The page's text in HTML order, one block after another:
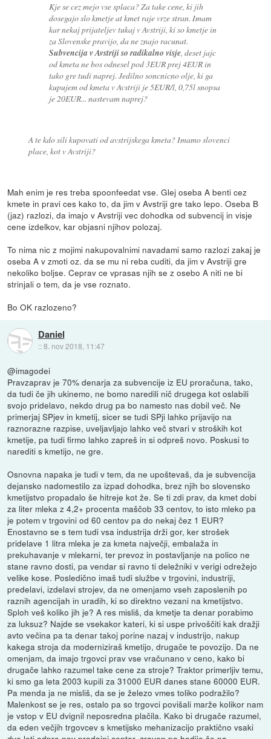
Kje se cez mejo vse splaca? Za take cene, ki jih
dosegajo slo kmetje at kmet raje vrze stran. Imam
kar nekaj prijateljev tukaj v Avstriji, ki so kmetje in
za Slovenske pravijo, da ne znajo racunat.
Subvencija v Avstriji so radikalno visje, deset jajc
od kmeta ne bos odnesel pod 3EUR prej 4EUR in
tako gre tudi naprej. Jedilno soncnicno olje, ki ga
kupujem od kmeta v Avstriji je 5EUR/l, 0,75l snopsa
je 20EUR... nastevam naprej?
A te kdo sili kupovati od avstrijskega kmeta? Imamo slovenci
place, kot v Avstriji?
Mah enim je res treba spoonfeedat vse. Glej oseba A benti cez
kmete in pravi ces kako to, da jim v Avstriji gre tako lepo. Oseba B
(jaz) razlozi, da imajo v Avstriji vec dohodka od subvencij in visje
cene izdelkov, kar objasni njihov polozaj.
To nima nic z mojimi nakupovalnimi navadami samo razlozi zakaj je
oseba A v zmoti oz. da se mu ni reba cuditi, da jim v Avstriji gre
nekoliko boljse. Ceprav ce vprasas njih se z osebo A niti ne bi
strinjali o tem, da je vse roznato.
Bo OK razlozeno?
Daniel
::8. nov 2018, 11:47
@imagodei
Pravzaprav je 70% denarja za subvencije iz EU proračuna, tako,
da tudi če jih ukinemo, ne bomo naredili nič drugega kot oslabili
svojo pridelavo, nekdo drug pa bo namesto nas dobil več. Ne
primerjaj SPjev in kmetij, sicer se tudi SPji lahko prijavijo na
raznorazne razpise, uveljavljajo lahko več stvari v stroških kot
kmetije, pa tudi firmo lahko zapreš in si odpreš novo. Poskusi to
narediti s kmetijo, ne gre.
Osnovna napaka je tudi v tem, da ne upoštevaš, da je subvencija
dejansko nadomestilo za izpad dohodka, brez njih bo slovensko
kmetijstvo propadalo še hitreje kot že. Se ti zdi prav, da kmet dobi
za liter mleka z 4,2+ procenta maščob 33 centov, to isto mleko pa
je potem v trgovini od 60 centov pa do nekaj čez 1 EUR?
Enostavno se s tem tudi vsa industrija drži gor, ker strošek
pridelave 1 litra mleka je za kmeta največji, embalaža in
prekuhavanje v mlekarni, ter prevoz in postavljanje na polico ne
stane ravno dosti, pa vendar si ravno ti deležniki v verigi odrežejo
velike kose. Posledično imaš tudi službe v trgovini, industriji,
predelavi, izdelavi strojev, da ne omenjamo vseh zaposlenih po
raznih agencijah in uradih, ki so direktno vezani na kmetijstvo.
Sploh veš koliko jih je? A res misliš, da kmetje ta denar porabimo
za luksuz? Najde se vsekakor kateri, ki si uspe privoščiti kak dražji
avto večina pa ta denar takoj porine nazaj v industrijo, nakup
kakega stroja da moderniziraš kmetijo, drugače te povozijo. Da ne
omenjam, da imajo trgovci prav vse vračunano v ceno, kako bi
drugače lahko razumel take cene za stroje? Traktor primerljiv temu,
ki smo ga leta 2003 kupili za 31000 EUR danes stane 60000 EUR.
Pa menda ja ne misliš, da se je železo vmes toliko podražilo?
Malenkost se je res, ostalo pa so trgovci povišali marže kolikor nam
je vstop v EU dvignil neposredna plačila. Kako bi drugače razumel,
da eden večjih trgovcev s kmetijsko mehanizacijo praktično vsaki